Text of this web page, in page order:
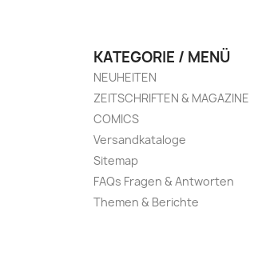
KATEGORIE / MENÜ
NEUHEITEN
ZEITSCHRIFTEN & MAGAZINE
COMICS
Versandkataloge
Sitemap
FAQs Fragen & Antworten
Themen & Berichte